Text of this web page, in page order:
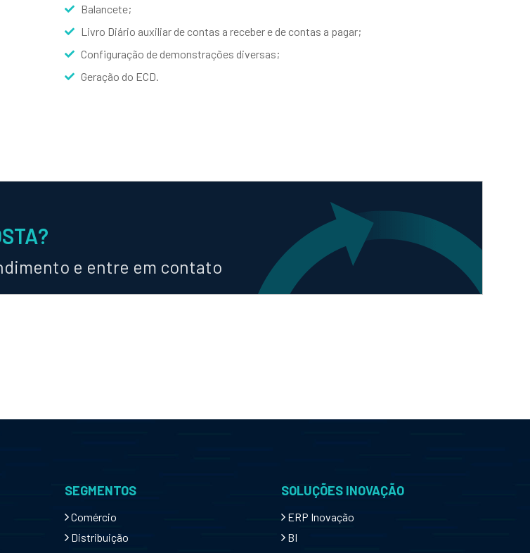
Balancete;
Livro Diário auxiliar de contas a receber e de contas a pagar;
Configuração de demonstrações diversas;
Geração do ECD.
e entre em contato
SEGMENTOS
Comércio
Distribuição
SOLUÇÕES INOVAÇÃO
ERP Inovação
BI